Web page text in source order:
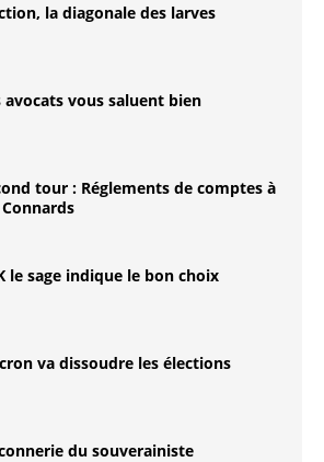
la diagonale des larves
avocats vous saluent bien
tour : Réglements de comptes à
Connards
le sage indique le bon choix
va dissoudre les élections
du souverainiste